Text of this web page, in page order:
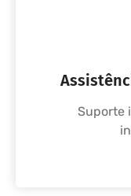
Suporte